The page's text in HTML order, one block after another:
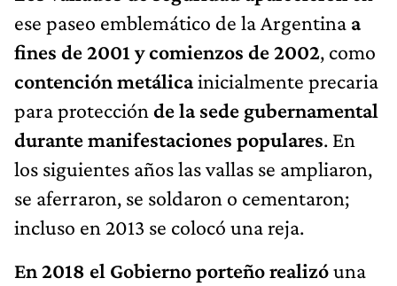
ese paseo emblemático de la Argentina a
fines de 2001 y comienzos de 2002, como
contención metálicainicialmente precaria
para protección de la sede gubernamental
durante manifestaciones populares. En
los siguientes años las vallas se ampliaron,
se aferraron, se soldaron o cementaron;
incluso en 2013 se colocó una reja.
En 2018 el Gobierno porteño realizóuna